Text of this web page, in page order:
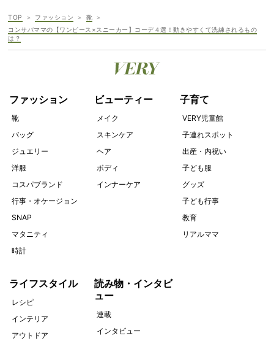
TOP ファッション
靴
コンサバママの【ワンピース×スニーカー】コーデ４選！動きやすくて洗練されるもの
は？
ファッション
靴
バッグ
ジュエリー
洋服
コスパブランド
行事・オケージョン
SNAP
マタニティ
時計
ビューティー
メイク
スキンケア
ヘア
ボディ
インナーケア
子育て
VERY児童館
子連れスポット
出産・内祝い
子ども服
グッズ
子ども行事
教育
リアルママ
ライフスタイル
レシピ
インテリア
アウトドア
読み物・インタビ
ュー
連載
インタビュー